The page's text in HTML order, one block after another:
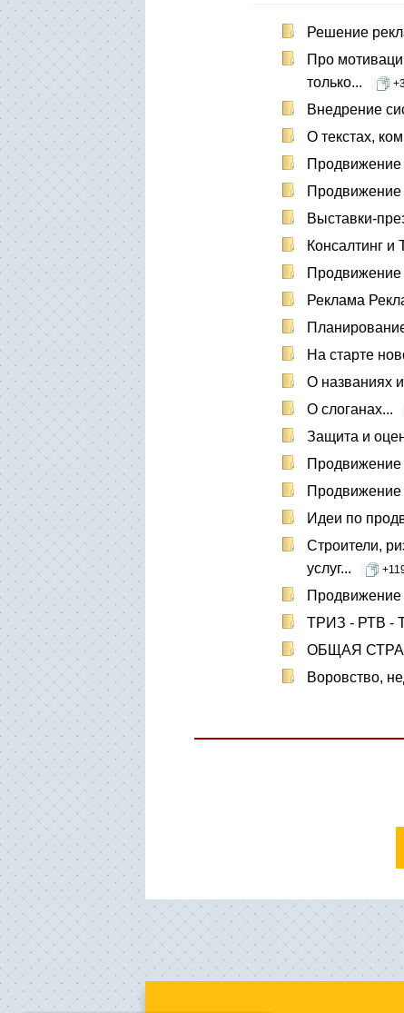
Решение
Про
только...
Внедрение
О текстах,
Продвижение
Продвижение
Выставки-
Консалтинг и
Реклама
На старте
О названиях и
О слоганах...
Защита и
Продвижение
Продвижение
Идеи по
Строители,
услуг...
Продвижение
ТРИЗ - РТВ -
ОБЩАЯ
Воровство,